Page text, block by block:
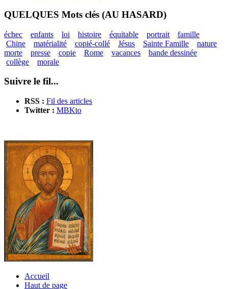
QUELQUES Mots clés (AU HASARD)
échec enfants loi histoire équitable portrait
famille
Chine
matérialité copié-collé Jésus Sainte Famille
nature
morte
presse copie Rome vacances
bande dessinée
collège
morale
Suivre le fil...
RSS : Fil des articles
Twitter : MBKto
Accueil
Haut de page